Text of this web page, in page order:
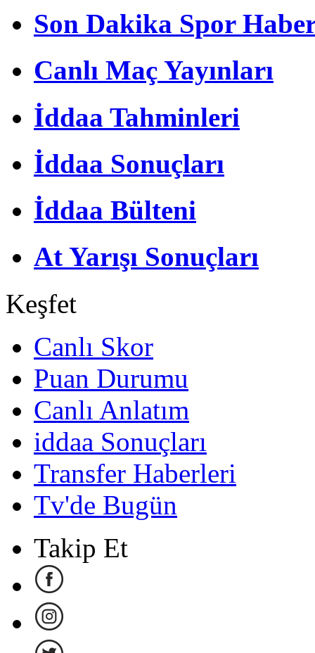
Son Dakika Spor
Canlı Maç Yayınları
İddaa Tahminleri
İddaa Sonuçları
İddaa Bülteni
At Yarışı Sonuçları
Keşfet
Canlı Skor
Puan Durumu
Canlı Anlatım
iddaa Sonuçları
Transfer Haberleri
Tv'de Bugün
Takip Et